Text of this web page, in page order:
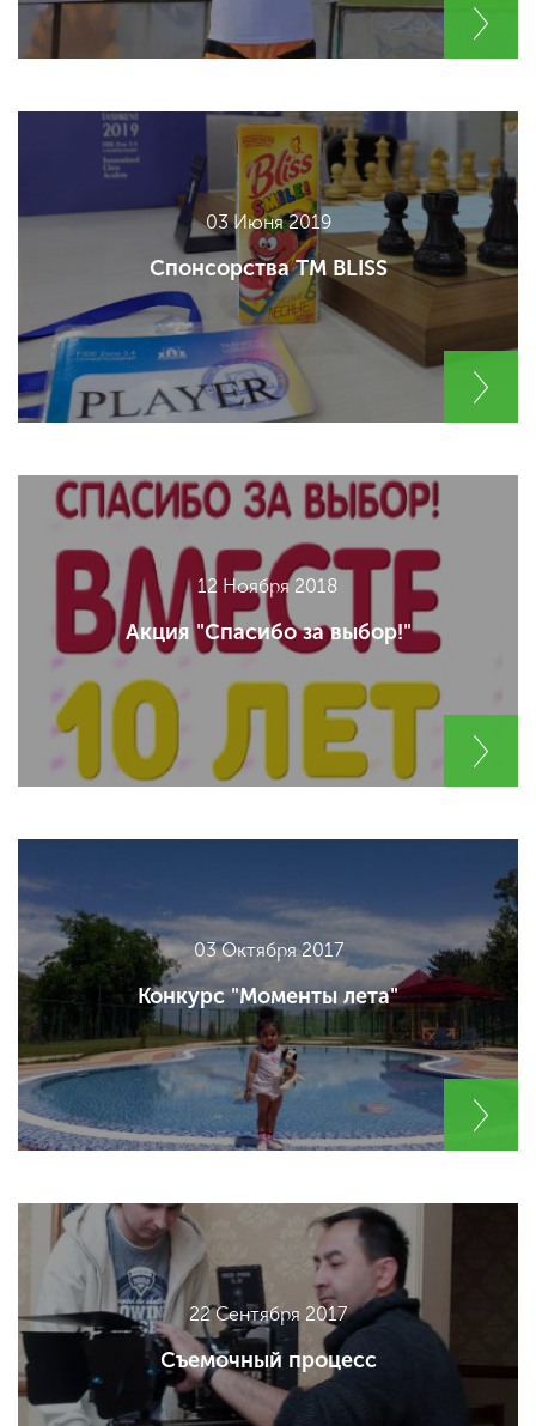
03 Июня 2019
Спонсорства ТМ BLISS
12 Ноября 2018
Акция "Спасибо за выбор!"
03 Октября 2017
Конкурс "Моменты лета"
22 Сентября 2017
Съемочный процесс